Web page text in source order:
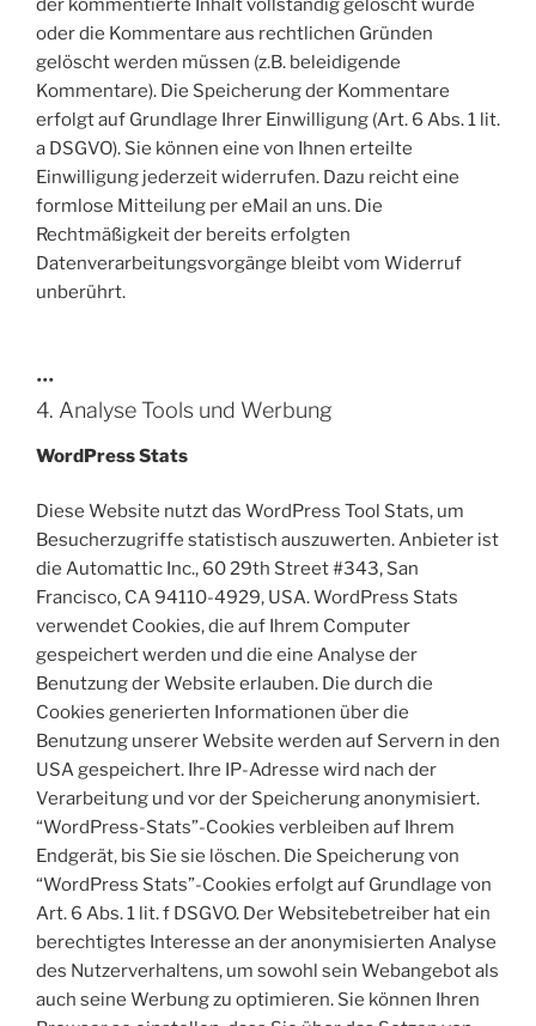
oder die Kommentare aus rechtlichen Gründen
gelöscht werden müssen (z.B. beleidigende
Kommentare). Die Speicherung der Kommentare
erfolgt auf Grundlage Ihrer Einwilligung (Art. 6 Abs. 1 lit.
a DSGVO). Sie können eine von Ihnen erteilte
Einwilligung jederzeit widerrufen. Dazu reicht eine
formlose Mitteilung per eMail an uns. Die
Rechtmäßigkeit der bereits erfolgten
Datenverarbeitungsvorgänge bleibt vom Widerruf
unberührt.
•••
4. Analyse Tools und Werbung
WordPress Stats
Diese Website nutzt das WordPress Tool Stats, um
Besucherzugriffe statistisch auszuwerten. Anbieter ist
die Automattic Inc., 60 29th Street #343, San
Francisco, CA 94110-4929, USA. WordPress Stats
verwendet Cookies, die auf Ihrem Computer
gespeichert werden und die eine Analyse der
Benutzung der Website erlauben. Die durch die
Cookies generierten Informationen über die
Benutzung unserer Website werden auf Servern in den
USA gespeichert. Ihre IP-Adresse wird nach der
Verarbeitung und vor der Speicherung anonymisiert.
“WordPress-Stats”-Cookies verbleiben auf Ihrem
Endgerät, bis Sie sie löschen. Die Speicherung von
“WordPress Stats”-Cookies erfolgt auf Grundlage von
Art. 6 Abs. 1 lit. f DSGVO. Der Websitebetreiber hat ein
berechtigtes Interesse an der anonymisierten Analyse
des Nutzerverhaltens, um sowohl sein Webangebot als
auch seine Werbung zu optimieren. Sie können Ihren